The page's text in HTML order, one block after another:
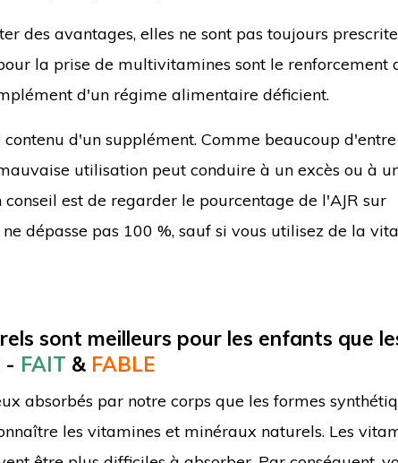
des avantages, elles ne sont pas toujours
la prise de multivitamines sont le renforcement
d'un régime alimentaire déficient.
d'un supplément. Comme beaucoup
utilisation peut conduire à un excès ou à
est de regarder le pourcentage de l'AJR sur
dépasse pas 100 %, sauf si vous utilisez de la
sont meilleurs pour les enfants que
- FAIT & FABLE
absorbés par notre corps que les formes
les vitamines et minéraux naturels. Les